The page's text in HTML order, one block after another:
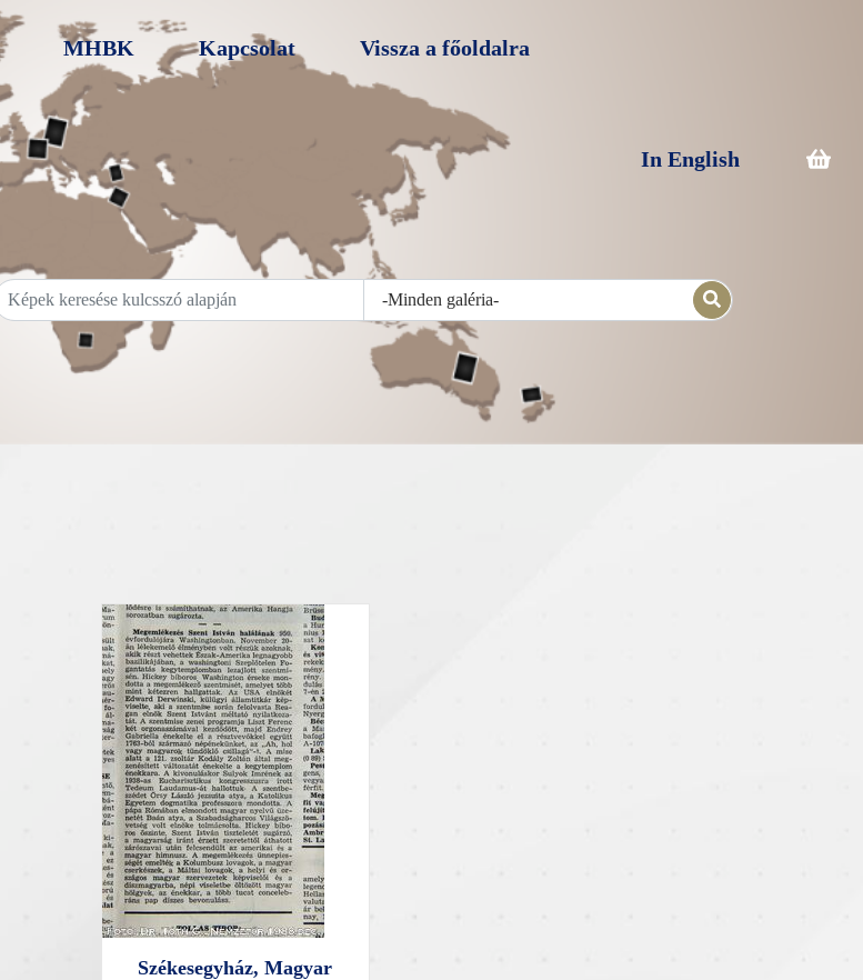
MHBK Kapcsolat Vissza a főoldalra
In English
Székesegyház, Magyar